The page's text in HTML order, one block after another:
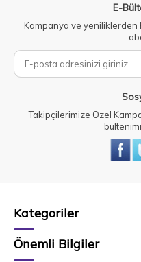
E-
Kampanya ve
Takipçilerimize Özel
Kategoriler
Önemli Bilgiler